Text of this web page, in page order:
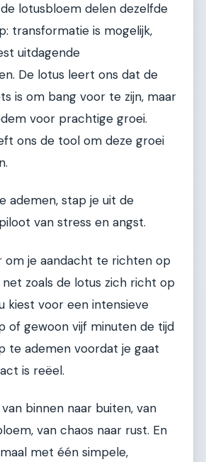
lotusbloem delen dezelfde
transformatie is mogelijk,
uitdagende
De lotus leert ons dat de
is om bang voor te zijn, maar
voor prachtige groei.
ons de tool om deze groei
ademen, stap je uit de
van stress en angst.
om je aandacht te richten op
zoals de lotus zich richt op
kiest voor een intensieve
of gewoon vijf minuten de tijd
te ademen voordat je gaat
is reëel.
binnen naar buiten, van
van chaos naar rust. En
met één simpele,